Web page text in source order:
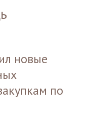
новые
по